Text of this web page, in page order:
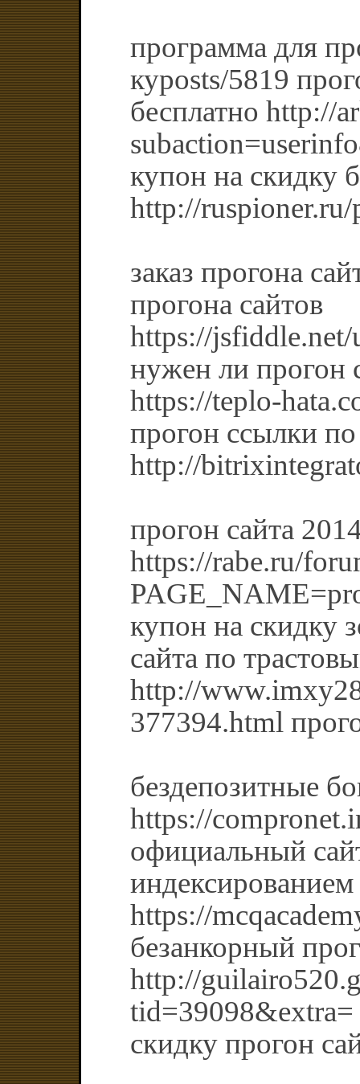
программа для
куposts/5819
бесплатно http://
купон на скидку
http://
заказ прогона
прогона сайтов
https://
нужен ли прогон
https://teplo-
прогон ссылки
http://
прогон сайта
https://rabe.ru/
купон на скидку
сайта по
http://
377394.html
бездепозитные
https://
официальный
https://
безанкорный
http://
tid=39098&extra=
скидку прогон